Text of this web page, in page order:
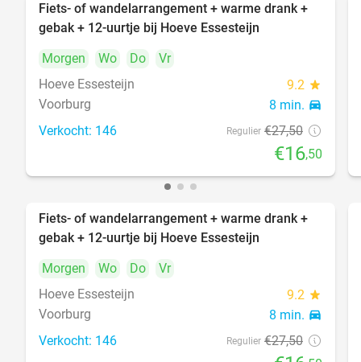
40%
Fiets- of wandelarrangement + warme drank +
gebak + 12-uurtje bij Hoeve Essesteijn
Morgen
Wo Do
Vr
Hoeve Essesteijn
9.2 star
Voorburg 8 min. directions_car
Verkocht: 146 Regulier €27,50
€16,50
40%
Fiets- of wandelarrangement + warme drank +
gebak + 12-uurtje bij Hoeve Essesteijn
Morgen
Wo Do
Vr
Hoeve Essesteijn
9.2 star
Voorburg 8 min. directions_car
Verkocht: 146 Regulier €27,50